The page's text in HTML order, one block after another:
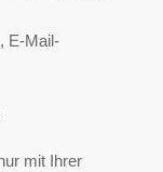
E-Mail-
mit Ihrer